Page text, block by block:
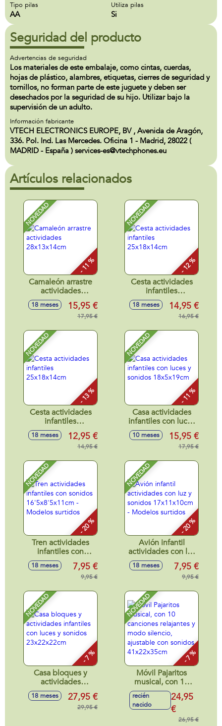
Tipo pilas
AA
Utiliza pilas
Si
Seguridad del producto
Advertencias de seguridad
Los materiales de este embalaje, como cintas, cuerdas,
hojas de plástico, alambres, etiquetas, cierres de seguridad y
tornillos, no forman parte de este juguete y deben ser
desechados por la seguridad de su hijo. Utilizar bajo la
supervisión de un adulto.
Información fabricante
VTECH ELECTRONICS EUROPE, BV , Avenida de Aragón,
336. Pol. Ind. Las Mercedes. Oficina 1 - Madrid, 28022 (
MADRID - España ) services-es@vtechphones.eu
Artículos relacionados
NOVEDAD
- 11 %
Camaleón arrastre
actividades
28x13x14cm
18 meses 15,95 €
17,95 €
NOVEDAD
- 12 %
Cesta actividades
infantiles
25x18x14cm
18 meses 14,95 €
16,95 €
NOVEDAD
- 13 %
Cesta actividades
infantiles
25x18x14cm
18 meses 12,95 €
14,95 €
NOVEDAD
- 11 %
Casa actividades
infantiles con luces
y sonidos
18x5x19cm
10 meses 15,95 €
17,95 €
NOVEDAD
- 20 %
Tren actividades
infantiles con
sonidos
16'5x8'5x11cm -
Modelos surtidos
18 meses 7,95 €
9,95 €
NOVEDAD
- 20 %
Avión infantil
actividades con luz
y sonidos
17x11x10cm -
Modelos surtidos
18 meses 7,95 €
9,95 €
NOVEDAD
- 7 %
Casa bloques y
actividades
infantiles con luces
y sonidos
23x22x22cm
18 meses 27,95 €
29,95 €
NOVEDAD
- 7 %
Móvil Pajaritos
musical, con 10
canciones
relajantes y modo
silencio, ajustable
con sonidos
recién
nacido
24,95
€
26,95 €